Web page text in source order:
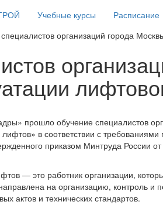
Учебные курсы Расписание
организаций города
прошло обучение специалистов
в соответствии с
приказом Минтруда России
— это работник организации,
на организацию, контроль
актов и технических стандартов.